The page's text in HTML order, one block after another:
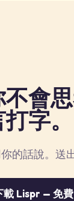
不會
字。
的話說。送
載 Lispr — 免費